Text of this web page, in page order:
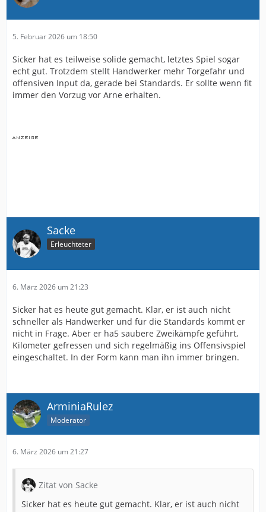
5. Februar 2026 um 18:50
Sicker hat es teilweise solide gemacht, letztes Spiel sogar
echt gut. Trotzdem stellt Handwerker mehr Torgefahr und
offensiven Input da, gerade bei Standards. Er sollte wenn fit
immer den Vorzug vor Arne erhalten.
Sacke
Erleuchteter
6. März 2026 um 21:23
Sicker hat es heute gut gemacht. Klar, er ist auch nicht
schneller als Handwerker und für die Standards kommt er
nicht in Frage. Aber er ha5 saubere Zweikämpfe geführt,
Kilometer gefressen und sich regelmäßig ins Offensivspiel
eingeschaltet. In der Form kann man ihn immer bringen.
ArminiaRulez
Moderator
6. März 2026 um 21:27
Zitat von Sacke
Sicker hat es heute gut gemacht. Klar, er ist auch nicht